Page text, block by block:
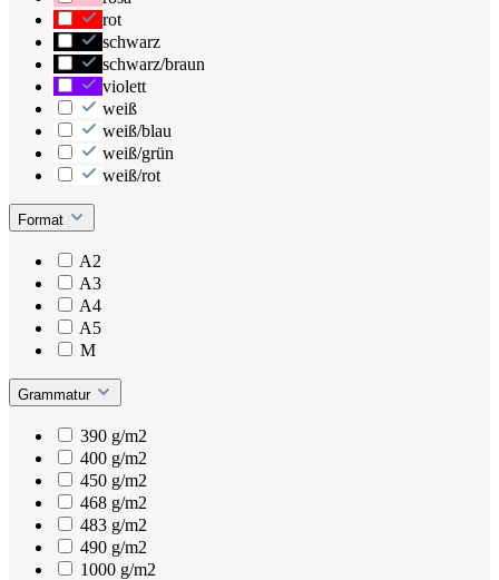
rot
schwarz
schwarz/braun
violett
weiß
weiß/blau
weiß/grün
weiß/rot
Format
A2
A3
A4
A5
M
Grammatur
390 g/m2
400 g/m2
450 g/m2
468 g/m2
483 g/m2
490 g/m2
1000 g/m2